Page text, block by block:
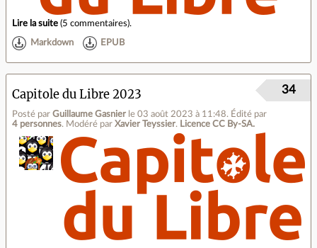
Lire la suite (5 commentaires).
Markdown EPUB
Capitole du Libre 2023
Posté par Guillaume Gasnier le 03 août 2023 à 11:48. Édité par
4 personnes. Modéré par Xavier Teyssier. Licence CC By‑SA.
34